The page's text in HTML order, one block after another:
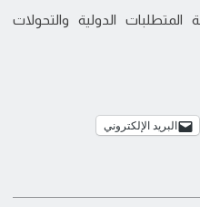
المتطلبات الدولية والتحولات
البريد الإلكتروني